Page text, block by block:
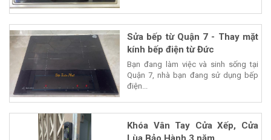
Sửa bếp từ Quận 7 - Thay mặt
kính bếp điện từ Đức
Bạn đang làm việc và sinh sống tại
Quận 7, nhà bạn đang sử dụng bếp
điện...
Khóa Vân Tay Cửa Xếp, Cửa